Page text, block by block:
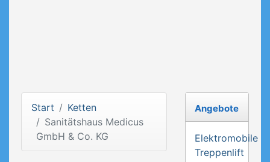
Start
Ketten
Sanitätshaus Medicus
GmbH & Co. KG
Angebote
Elektromobile
Treppenlift